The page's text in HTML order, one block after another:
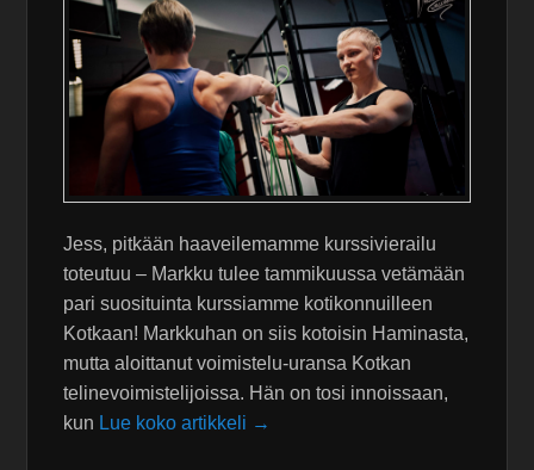
Jess, pitkään haaveilemamme kurssivierailu
toteutuu – Markku tulee tammikuussa vetämään
pari suosituinta kurssiamme kotikonnuilleen
Kotkaan! Markkuhan on siis kotoisin Haminasta,
mutta aloittanut voimistelu-uransa Kotkan
telinevoimistelijoissa. Hän on tosi innoissaan,
kun Lue koko artikkeli →